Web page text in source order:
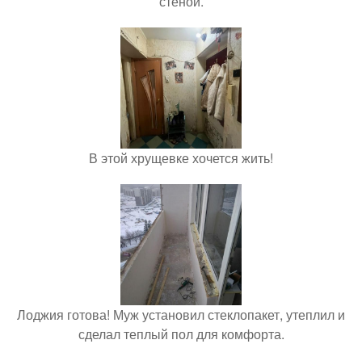
В этой хрущевке хочется жить!
Лоджия готова! Муж установил стеклопакет, утеплил и
сделал теплый пол для комфорта.